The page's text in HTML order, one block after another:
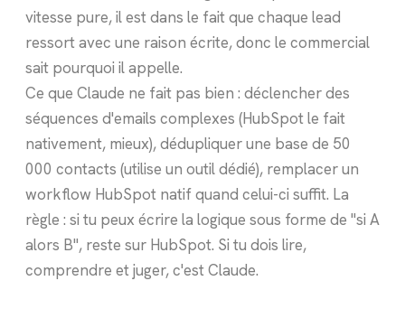
vitesse pure, il est dans le fait que chaque lead
ressort avec une raison écrite, donc le commercial
sait pourquoi il appelle.
Ce que Claude ne fait pas bien : déclencher des
séquences d'emails complexes (HubSpot le fait
nativement, mieux), dédupliquer une base de 50
000 contacts (utilise un outil dédié), remplacer un
workflow HubSpot natif quand celui-ci suffit. La
règle : si tu peux écrire la logique sous forme de "si A
alors B", reste sur HubSpot. Si tu dois lire,
comprendre et juger, c'est Claude.